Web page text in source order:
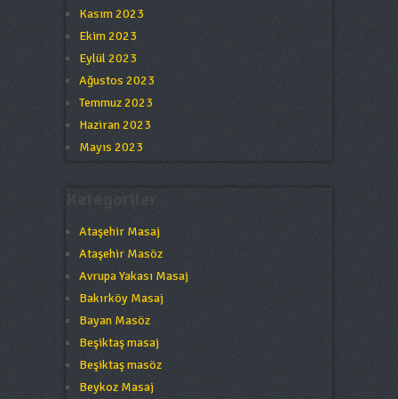
Kasım 2023
Ekim 2023
Eylül 2023
Ağustos 2023
Temmuz 2023
Haziran 2023
Mayıs 2023
Ataşehir Masaj
Ataşehir Masöz
Avrupa Yakası Masaj
Bakırköy Masaj
Bayan Masöz
Beşiktaş masaj
Beşiktaş masöz
Beykoz Masaj